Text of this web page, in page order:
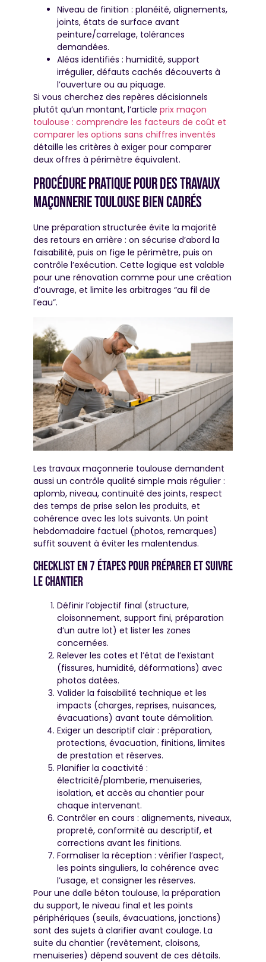
Niveau de finition : planéité, alignements,
joints, états de surface avant
peinture/carrelage, tolérances
demandées.
Aléas identifiés : humidité, support
irrégulier, défauts cachés découverts à
l’ouverture ou au piquage.
Si vous cherchez des repères décisionnels
plutôt qu’un montant, l’article prix maçon
toulouse : comprendre les facteurs de coût et
comparer les options sans chiffres inventés
détaille les critères à exiger pour comparer
deux offres à périmètre équivalent.
Procédure pratique pour des travaux
maçonnerie Toulouse bien cadrés
Une préparation structurée évite la majorité
des retours en arrière : on sécurise d’abord la
faisabilité, puis on fige le périmètre, puis on
contrôle l’exécution. Cette logique est valable
pour une rénovation comme pour une création
d’ouvrage, et limite les arbitrages “au fil de
l’eau”.
Les travaux maçonnerie toulouse demandent
aussi un contrôle qualité simple mais régulier :
aplomb, niveau, continuité des joints, respect
des temps de prise selon les produits, et
cohérence avec les lots suivants. Un point
hebdomadaire factuel (photos, remarques)
suffit souvent à éviter les malentendus.
Checklist en 7 étapes pour préparer et suivre
le chantier
Définir l’objectif final (structure,
cloisonnement, support fini, préparation
d’un autre lot) et lister les zones
concernées.
Relever les cotes et l’état de l’existant
(fissures, humidité, déformations) avec
photos datées.
Valider la faisabilité technique et les
impacts (charges, reprises, nuisances,
évacuations) avant toute démolition.
Exiger un descriptif clair : préparation,
protections, évacuation, finitions, limites
de prestation et réserves.
Planifier la coactivité :
électricité/plomberie, menuiseries,
isolation, et accès au chantier pour
chaque intervenant.
Contrôler en cours : alignements, niveaux,
propreté, conformité au descriptif, et
corrections avant les finitions.
Formaliser la réception : vérifier l’aspect,
les points singuliers, la cohérence avec
l’usage, et consigner les réserves.
Pour une dalle béton toulouse, la préparation
du support, le niveau final et les points
périphériques (seuils, évacuations, jonctions)
sont des sujets à clarifier avant coulage. La
suite du chantier (revêtement, cloisons,
menuiseries) dépend souvent de ces détails.